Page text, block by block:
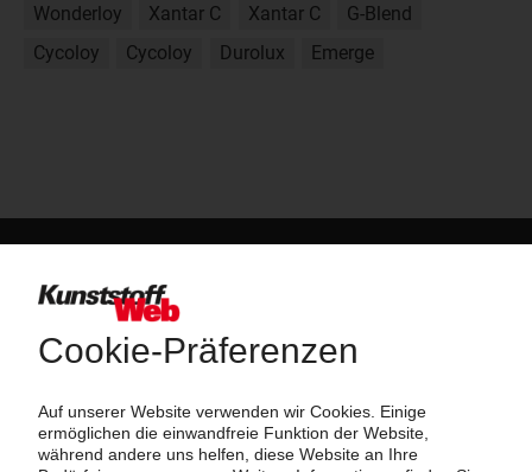
Wonderloy
Xantar C Xantar C
G-Blend
Cycoloy
Cycoloy Durolux Emerge
Über das KunststoffWeb
Als einer der Internet-Pioniere der Kunststoffindustrie
versorgt das KunststoffWeb bereits seit 1996 die Fach-
Nachrichten rund um das Thema "Kunststoffe". Im Fokus
der Berichterstattung ist dabei die Preisentwicklung für